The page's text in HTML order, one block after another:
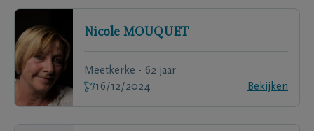
Nicole MOUQUET
Meetkerke - 62 jaar
16/12/2024
Bekijken